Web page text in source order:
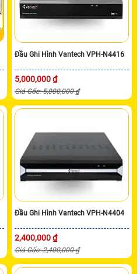
Đầu Ghi Hình Vantech VPH-N4416
5,000,000 ₫
Giá Gốc: 5,000,000 ₫
Đầu Ghi Hình Vantech VPH-N4404
2,400,000 ₫
Giá Gốc: 2,400,000 ₫